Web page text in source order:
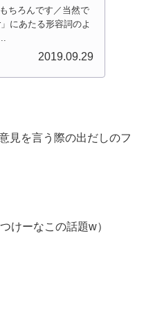
ちろんです／当然で
にあたる形容詞のよ
2019.09.29
見を言う際の出だしのフ
けーなこの話題w）